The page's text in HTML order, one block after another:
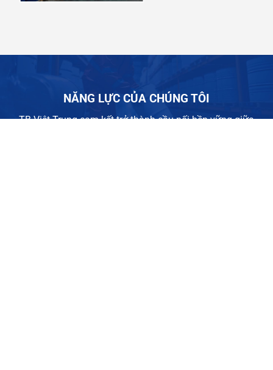
NĂNG LỰC CỦA CHÚNG TÔI
TB Việt Trung cam kết trở thành cầu nối bền vững giữa